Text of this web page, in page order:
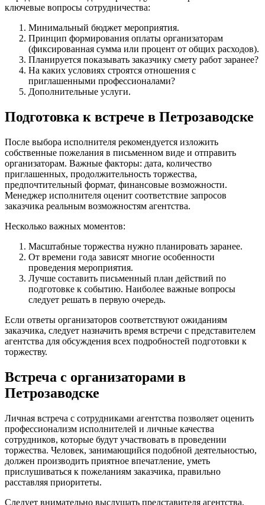
ключевые вопросы сотрудничества:
Минимальный бюджет мероприятия.
Принцип формирования оплаты организаторам
(фиксированная сумма или процент от общих расходов).
Планируется показывать заказчику смету работ заранее?
На каких условиях строятся отношения с
приглашенными профессионалами?
Дополнительные услуги.
Подготовка к встрече в Петрозаводске
После выбора исполнителя рекомендуется изложить
собственные пожелания в письменном виде и отправить
организаторам. Важные факторы: дата, количество
приглашенных, продолжительность торжества,
предпочтительный формат, финансовые возможности.
Менеджер исполнителя оценит соответствие запросов
заказчика реальным возможностям агентства.
Несколько важных моментов:
Масштабные торжества нужно планировать заранее.
От времени года зависят многие особенности
проведения мероприятия.
Лучше составить письменный план действий по
подготовке к событию. Наиболее важные вопросы
следует решать в первую очередь.
Если ответы организаторов соответствуют ожиданиям
заказчика, следует назначить время встречи с представителем
агентства для обсуждения всех подробностей подготовки к
торжеству.
Встреча с организаторами в
Петрозаводске
Личная встреча с сотрудниками агентства позволяет оценить
профессионализм исполнителей и личные качества
сотрудников, которые будут участвовать в проведении
торжества. Человек, занимающийся подобной деятельностью,
должен производить приятное впечатление, уметь
прислушиваться к пожеланиям заказчика, правильно
расставляя приоритеты.
Следует внимательно выслушать представителя агентства,